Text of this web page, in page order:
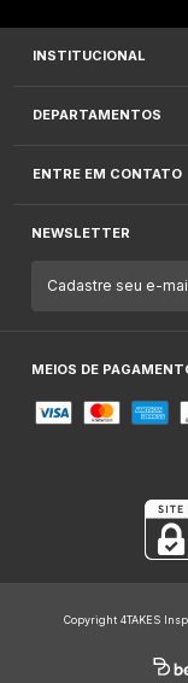
INSTITUCIONAL
DEPARTAMENTOS
ENTRE EM CONTATO
NEWSLETTER
MEIOS DE
Copyright 4TAKES